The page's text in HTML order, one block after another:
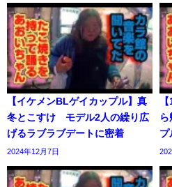
【イケメンBLゲイカップル】真
冬とこすけ モデル2人の繰り広
げるラブラブデートに密着
2024年12月7日
プ